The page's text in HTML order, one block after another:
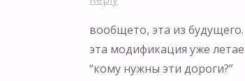
вообщето, эта из будущего.
эта модификация уже
“кому нужны эти дороги?”